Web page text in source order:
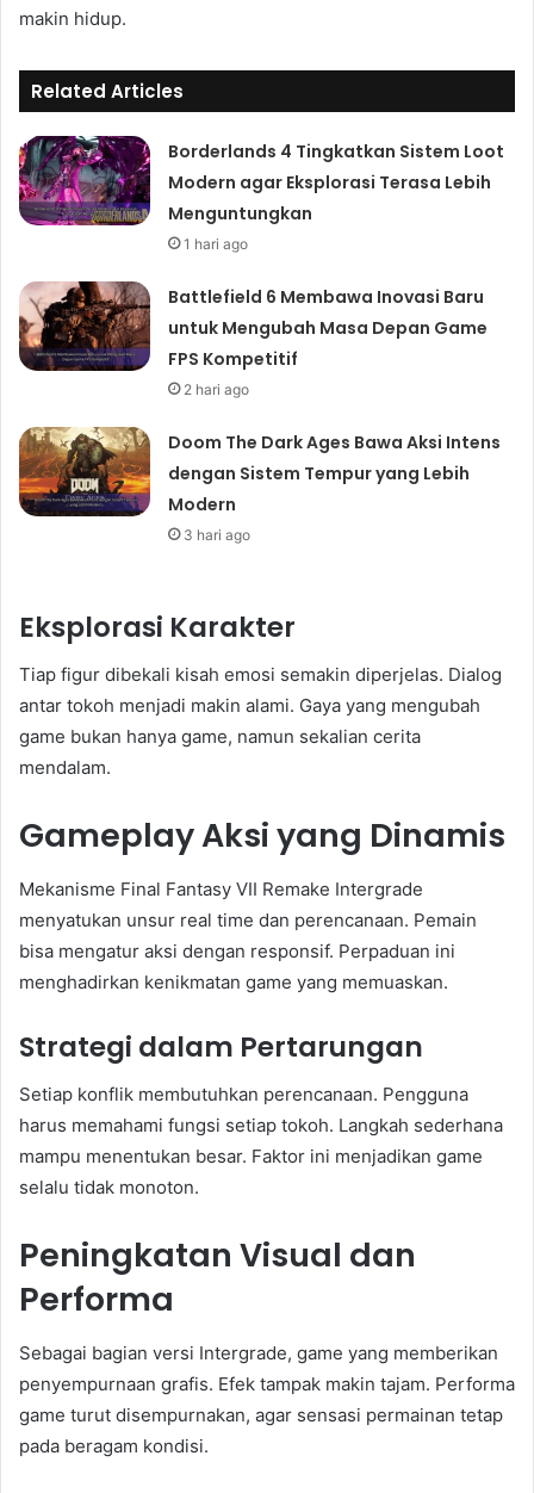
makin hidup.
Related Articles
Borderlands 4 Tingkatkan Sistem Loot
Modern agar Eksplorasi Terasa Lebih
Menguntungkan
1 hari ago
Battlefield 6 Membawa Inovasi Baru
untuk Mengubah Masa Depan Game
FPS Kompetitif
2 hari ago
Doom The Dark Ages Bawa Aksi Intens
dengan Sistem Tempur yang Lebih
Modern
3 hari ago
Eksplorasi Karakter
Tiap figur dibekali kisah emosi semakin diperjelas. Dialog
antar tokoh menjadi makin alami. Gaya yang mengubah
game bukan hanya game, namun sekalian cerita
mendalam.
Gameplay Aksi yang Dinamis
Mekanisme Final Fantasy VII Remake Intergrade
menyatukan unsur real time dan perencanaan. Pemain
bisa mengatur aksi dengan responsif. Perpaduan ini
menghadirkan kenikmatan game yang memuaskan.
Strategi dalam Pertarungan
Setiap konflik membutuhkan perencanaan. Pengguna
harus memahami fungsi setiap tokoh. Langkah sederhana
mampu menentukan besar. Faktor ini menjadikan game
selalu tidak monoton.
Peningkatan Visual dan
Performa
Sebagai bagian versi Intergrade, game yang memberikan
penyempurnaan grafis. Efek tampak makin tajam. Performa
game turut disempurnakan, agar sensasi permainan tetap
pada beragam kondisi.